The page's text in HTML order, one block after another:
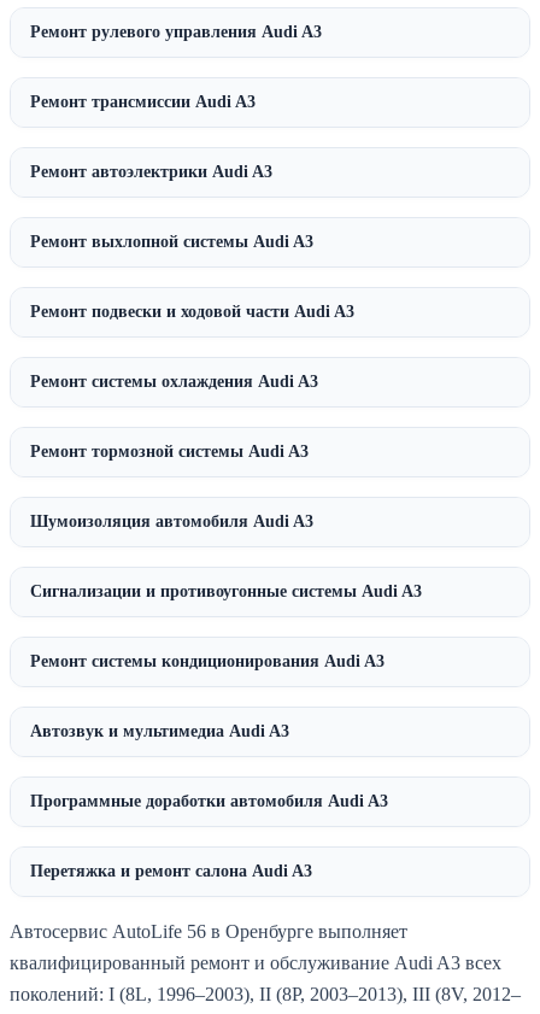
Ремонт рулевого управления Audi A3
Ремонт трансмиссии Audi A3
Ремонт автоэлектрики Audi A3
Ремонт выхлопной системы Audi A3
Ремонт подвески и ходовой части Audi A3
Ремонт системы охлаждения Audi A3
Ремонт тормозной системы Audi A3
Шумоизоляция автомобиля Audi A3
Сигнализации и противоугонные системы Audi A3
Ремонт системы кондиционирования Audi A3
Автозвук и мультимедиа Audi A3
Программные доработки автомобиля Audi A3
Перетяжка и ремонт салона Audi A3
Автосервис AutoLife 56 в Оренбурге выполняет
квалифицированный ремонт и обслуживание Audi A3 всех
поколений: I (8L, 1996–2003), II (8P, 2003–2013), III (8V, 2012–